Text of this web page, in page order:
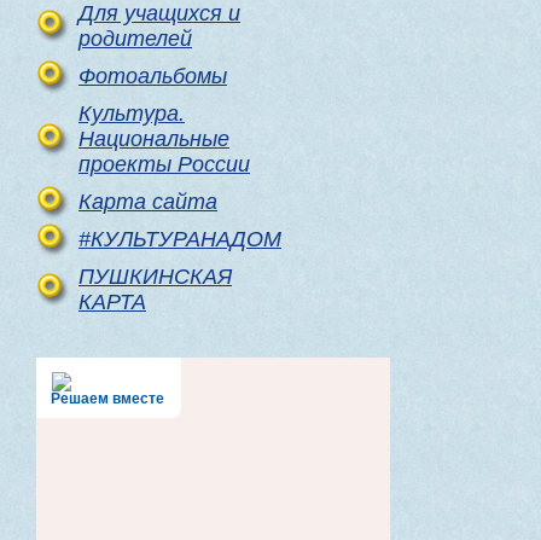
Для учащихся и
родителей
Фотоальбомы
Культура.
Национальные
проекты России
Карта сайта
#КУЛЬТУРАНАДОМ
ПУШКИНСКАЯ
КАРТА
Решаем вместе